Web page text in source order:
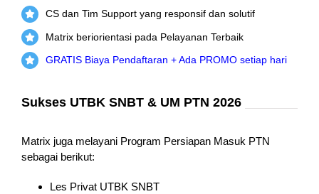
CS dan Tim Support yang responsif dan solutif
Matrix beriorientasi pada Pelayanan Terbaik
GRATIS Biaya Pendaftaran + Ada PROMO setiap hari
Sukses UTBK SNBT & UM PTN 2026
Matrix juga melayani Program Persiapan Masuk PTN
sebagai berikut:
Les Privat UTBK SNBT